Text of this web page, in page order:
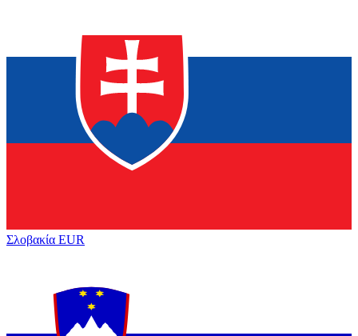
Σλοβακία EUR